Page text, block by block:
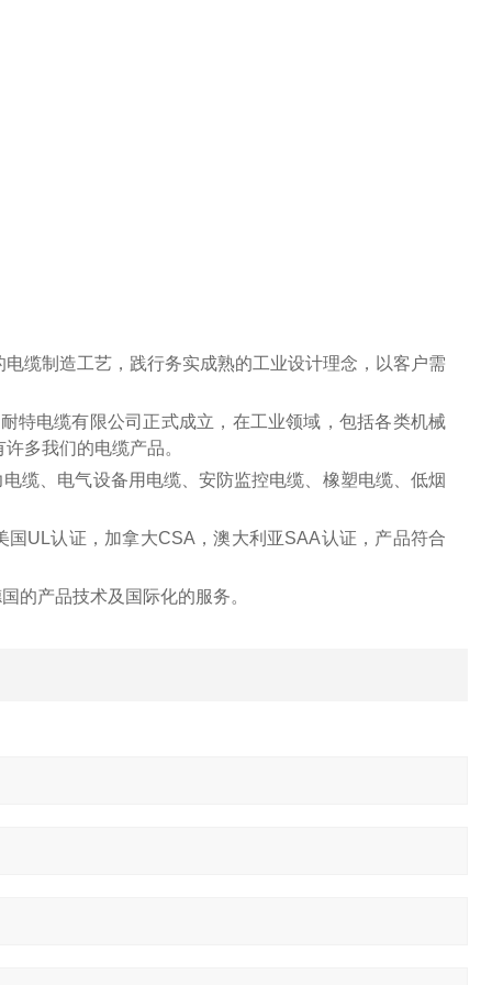
缆制造工艺，践行务实成熟的工业设计理念，以客户需
特电缆有限公司正式成立，在工业领域，包括各类机械
多我们的电缆产品。
缆、电气设备用电缆、安防监控电缆、橡塑电缆、低烟
UL认证，加拿大CSA，澳大利亚SAA认证，产品符合
的产品技术及国际化的服务。